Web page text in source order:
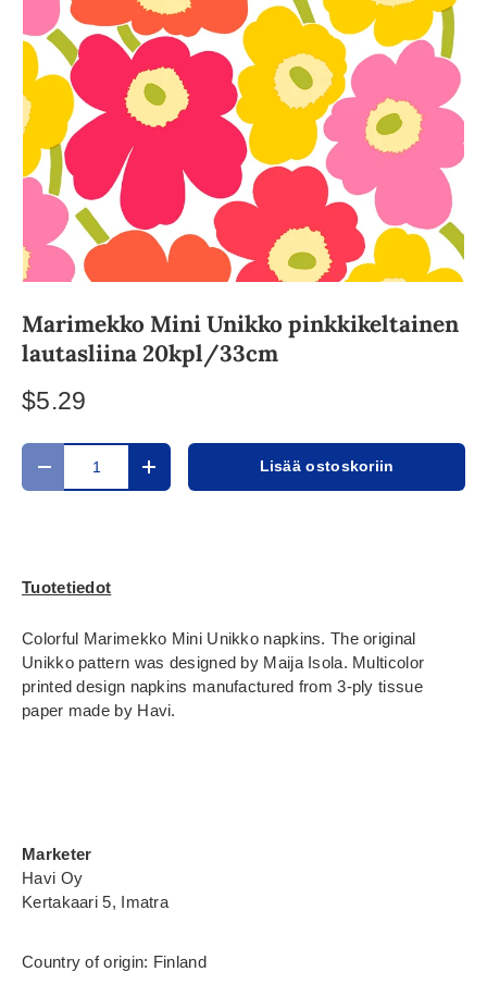
Marimekko Mini Unikko pinkkikeltainen
lautasliina 20kpl/33cm
$5.29
Määrä
Translation missing: fi.cart.items.decrease_quantity
Translation missing:Lisää ostoskoriin
Tuotetiedot
Colorful Marimekko Mini Unikko napkins. The original
Unikko pattern was designed by Maija Isola. Multicolor
printed design napkins manufactured from 3-ply tissue
paper made by Havi.
Marketer
Havi Oy
Kertakaari 5, Imatra
Country of origin: Finland